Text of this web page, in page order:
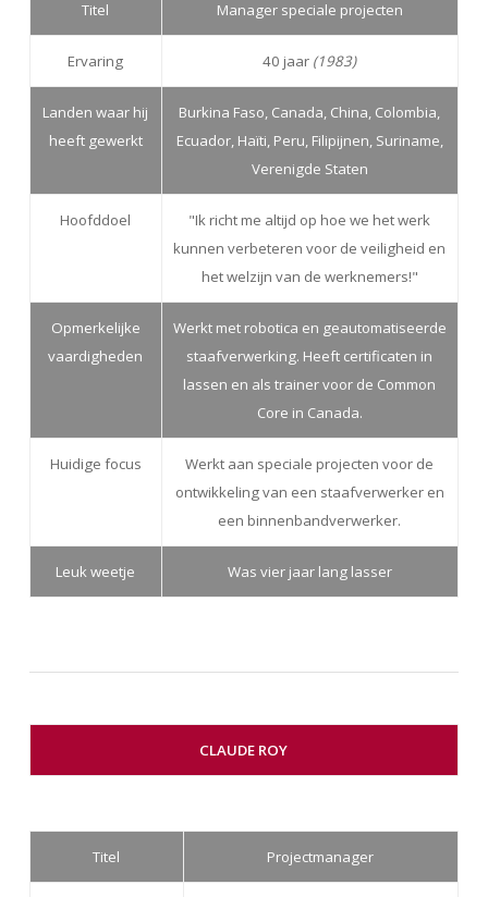
Titel Manager speciale projecten
Ervaring 40 jaar (1983)
Landen waar hij
heeft gewerkt
Burkina Faso, Canada, China, Colombia,
Ecuador, Haïti, Peru, Filipijnen, Suriname,
Verenigde Staten
Hoofddoel
"Ik richt me altijd op hoe we het werk
kunnen verbeteren voor de veiligheid en
het welzijn van de werknemers!"
Opmerkelijke
vaardigheden
Werkt met robotica en geautomatiseerde
staafverwerking. Heeft certificaten in
lassen en als trainer voor de Common
Core in Canada.
Huidige focus
Werkt aan speciale projecten voor de
ontwikkeling van een staafverwerker en
een binnenbandverwerker.
Leuk weetje Was vier jaar lang lasser
CLAUDE ROY
Titel Projectmanager